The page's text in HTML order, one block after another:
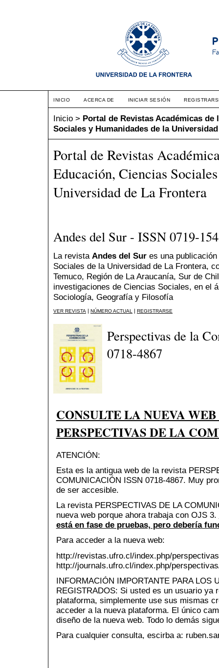
INICIO ACERCA DE INICIAR SESIÓN
Inicio > Portal de Revistas Académicas de
Sociales y Humanidades de la
Portal de Revistas
Educación, Ciencias
Universidad de La Frontera
Andes del Sur - ISSN 0719-
La revista Andes del Sur es una
Sociales de la Universidad de La Frontera,
Temuco, Región de La Araucanía, Sur de
investigaciones de Ciencias Sociales, en el
Sociología, Geografía y Filosofía
VER REVISTA NÚMERO ACTUAL REGISTRARSE
Perspectivas de la
0718-4867
CONSULTE LA NUEVA WEB
PERSPECTIVAS DE LA
ATENCIÓN:
Esta es la antigua web de la revista
COMUNICACIÓN ISSN 0718-4867. Muy
de ser accesible.
La revista PERSPECTIVAS DE LA
nueva web porque ahora trabaja con OJS 3.
está en fase de pruebas, pero debería
Para acceder a la nueva web:
http://revistas.ufro.cl/index.php/
http://journals.ufro.cl/index.php/
INFORMACIÓN IMPORTANTE PARA LOS
REGISTRADOS: Si usted es un usuario ya
plataforma, simplemente use sus mismas
acceder a la nueva plataforma. El único
diseño de la nueva web. Todo lo demás
Para cualquier consulta, escirba a: